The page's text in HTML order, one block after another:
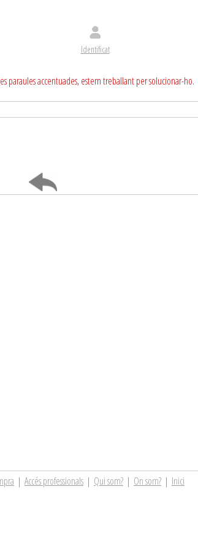
Identificat
paraules accentuades, estem treballant per solucionar-ho.
| Accés professionals | Qui som? | On som? | Inici